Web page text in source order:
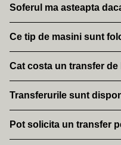
contact, oferind detalii
Soferul ma asteapta
preluarii in functie de
suplimentare.
Ce tip de masini sunt
pentru persoane individuale,
Cat costa un transfer de
stabilit in avans, fara taxe
Transferurile sunt
noaptea, in weekend si in
Pot solicita un transfer